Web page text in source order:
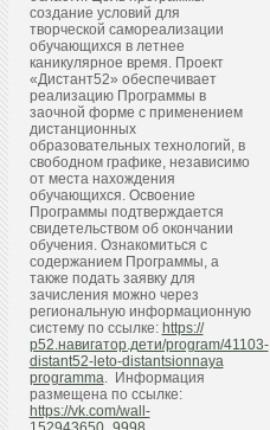
создание условий для
творческой самореализации
обучающихся в летнее
каникулярное время. Проект
«Дистант52» обеспечивает
реализацию Программы в
заочной форме с применением
дистанционных
образовательных технологий, в
свободном графике, независимо
от места нахождения
обучающихся. Освоение
Программы подтверждается
свидетельством об окончании
обучения. Ознакомиться с
содержанием Программы, а
также подать заявку для
зачисления можно через
региональную информационную
систему по ссылке: https://
р52.навигатор.дети/program/41103-
distant52-leto-distantsionnaya
programma. Информация
размещена по ссылке:
https://vk.com/wall-